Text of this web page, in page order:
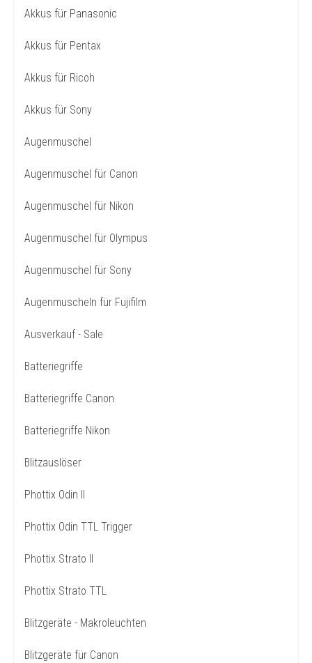
Akkus für Panasonic
Akkus für Pentax
Akkus für Ricoh
Akkus für Sony
Augenmuschel
Augenmuschel für Canon
Augenmuschel für Nikon
Augenmuschel für Olympus
Augenmuschel für Sony
Augenmuscheln für Fujifilm
Ausverkauf - Sale
Batteriegriffe
Batteriegriffe Canon
Batteriegriffe Nikon
Blitzauslöser
Phottix Odin II
Phottix Odin TTL Trigger
Phottix Strato II
Phottix Strato TTL
Blitzgeräte - Makroleuchten
Blitzgeräte für Canon